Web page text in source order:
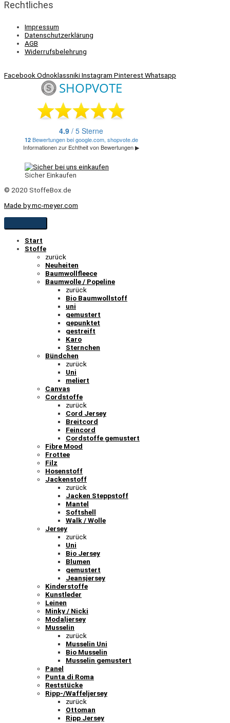
Rechtliches
Impressum
Datenschutzerklärung
AGB
Widerrufsbelehrung
FacebookOdnoklassnikiInstagram PinterestWhatsapp
Sicher Einkaufen
© 2020 StoffeBox.de
Made by mc-meyer.com
Start
Stoffe
zurück
Neuheiten
Baumwollfleece
Baumwolle / Popeline
zurück
Bio Baumwollstoff
uni
gemustert
gepunktet
gestreift
Karo
Sternchen
Bündchen
zurück
Uni
meliert
Canvas
Cordstoffe
zurück
Cord Jersey
Breitcord
Feincord
Cordstoffe gemustert
Fibre Mood
Frottee
Filz
Hosenstoff
Jackenstoff
zurück
Jacken Steppstoff
Mantel
Softshell
Walk / Wolle
Jersey
zurück
Uni
Bio Jersey
Blumen
gemustert
Jeansjersey
Kinderstoffe
Kunstleder
Leinen
Minky / Nicki
Modaljersey
Musselin
zurück
Musselin Uni
Bio Musselin
Musselin gemustert
Panel
Punta di Roma
Reststücke
Ripp-/Waffeljersey
zurück
Ottoman
Ripp Jersey